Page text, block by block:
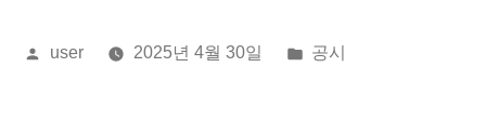
올
user 2025년 4월 30일
게
공시